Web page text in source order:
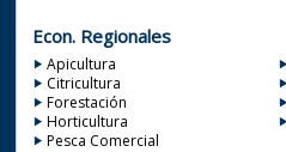
Econ. Regionales
Apicultura
Citricultura
Forestación
Horticultura
Pesca Comercial